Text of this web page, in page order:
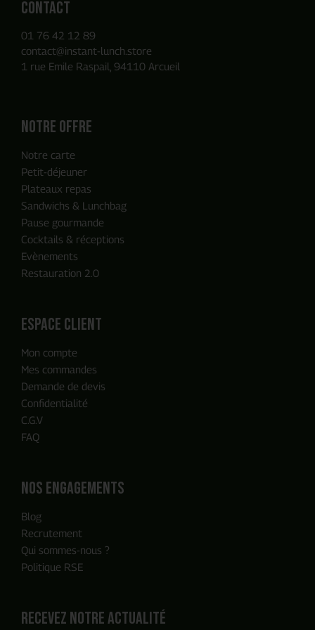
Notre équipe reviendra vers vous
en moins de 24h, c'est promis
Contact
01 76 42 12 89
contact@instant-lunch.store
1 rue Emile Raspail, 94110 Arcueil
Notre offre
Notre carte
Petit-déjeuner
Plateaux repas
Sandwichs & Lunchbag
Pause gourmande
Cocktails & réceptions
Evènements
Restauration 2.0
espace client
Mon compte
Mes commandes
Demande de devis
Confidentialité
C.G.V
FAQ
Nos engagements
Blog
Recrutement
Qui sommes-nous ?
Politique RSE
Recevez notre actualité